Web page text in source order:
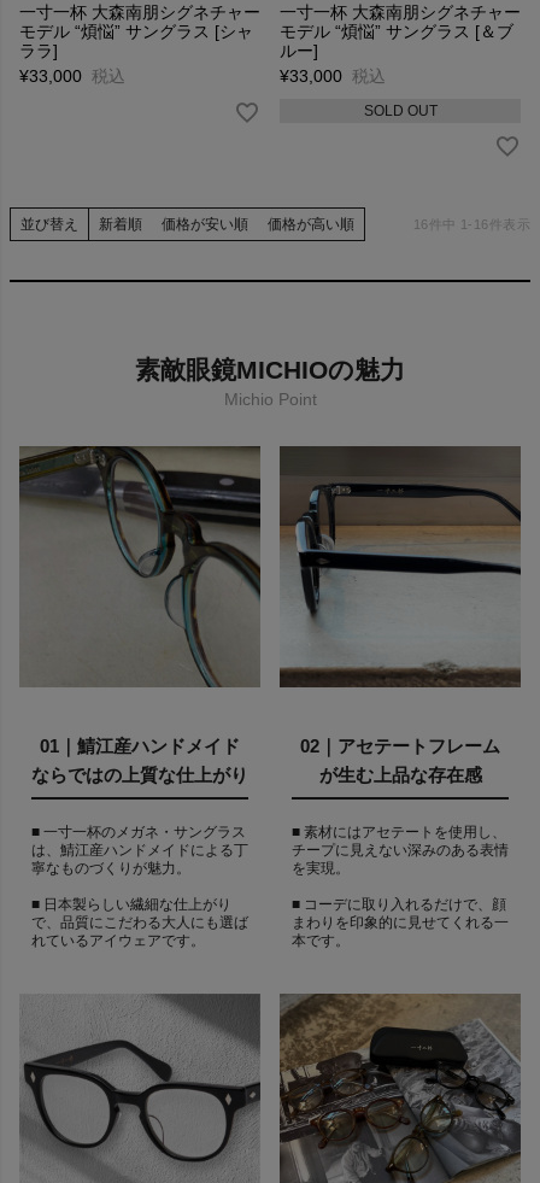
一寸一杯 大森南朋シグネチャー
モデル “煩悩” サングラス [シャ
ララ]
¥33,000 税込
一寸一杯 大森南朋シグネチャー
モデル “煩悩” サングラス [＆ブ
ルー]
¥33,000 税込
SOLD OUT
並び替え 新着順 価格が安い順 価格が高い順 16 件中 1 - 16 件表示
素敵眼鏡MICHIOの魅力
Michio Point
01｜鯖江産ハンドメイド
ならではの上質な仕上がり
■ 一寸一杯のメガネ・サングラス
は、鯖江産ハンドメイドによる丁
寧なものづくりが魅力。
■ 日本製らしい繊細な仕上がり
で、品質にこだわる大人にも選ば
れているアイウェアです。
02｜アセテートフレーム
が生む上品な存在感
■ 素材にはアセテートを使用し、
チープに見えない深みのある表情
を実現。
■ コーデに取り入れるだけで、顔
まわりを印象的に見せてくれる一
本です。